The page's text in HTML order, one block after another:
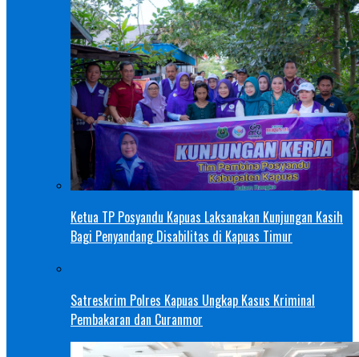
Ketua TP Posyandu Kapuas Laksanakan Kunjungan Kasih
Bagi Penyandang Disabilitas di Kapuas Timur
Satreskrim Polres Kapuas Ungkap Kasus Kriminal
Pembakaran dan Curanmor